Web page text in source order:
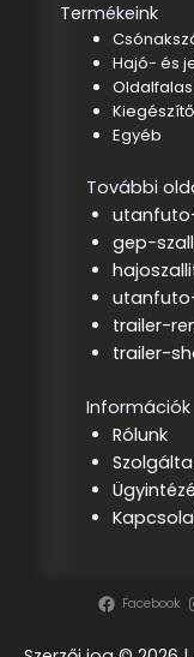
Termékeink
Hajó- és
Egyéb
További
gep-
trailer-
trailer-
Információk
Rólunk
Facebook